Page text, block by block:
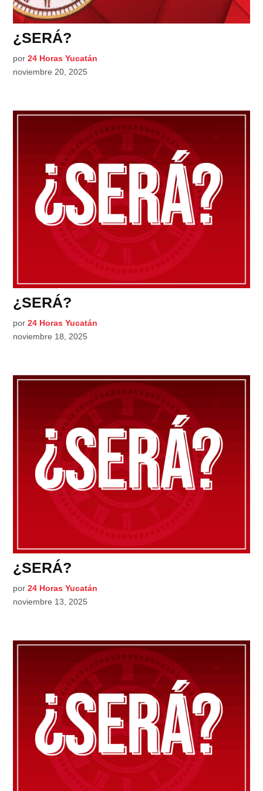
¿SERÁ?
por 24 Horas Yucatán
noviembre 20, 2025
¿SERÁ?
por 24 Horas Yucatán
noviembre 18, 2025
¿SERÁ?
por 24 Horas Yucatán
noviembre 13, 2025